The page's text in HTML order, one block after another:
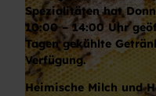
© 033023004358, Unbekannt
Spezialitäten hat
10:00 – 14:00 Uhr
Tagen gekühlte
Verfügung.
Heimische Milch und